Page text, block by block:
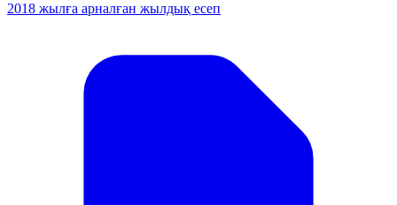
2018 жылға арналған жылдық есеп